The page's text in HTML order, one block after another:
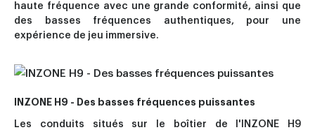
haute fréquence avec une grande conformité, ainsi que
des basses fréquences authentiques, pour une
expérience de jeu immersive.
INZONE H9 - Des basses fréquences puissantes
Les conduits situés sur le boîtier de l'INZONE H9